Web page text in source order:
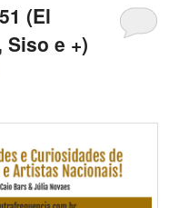
(El
Siso e +)